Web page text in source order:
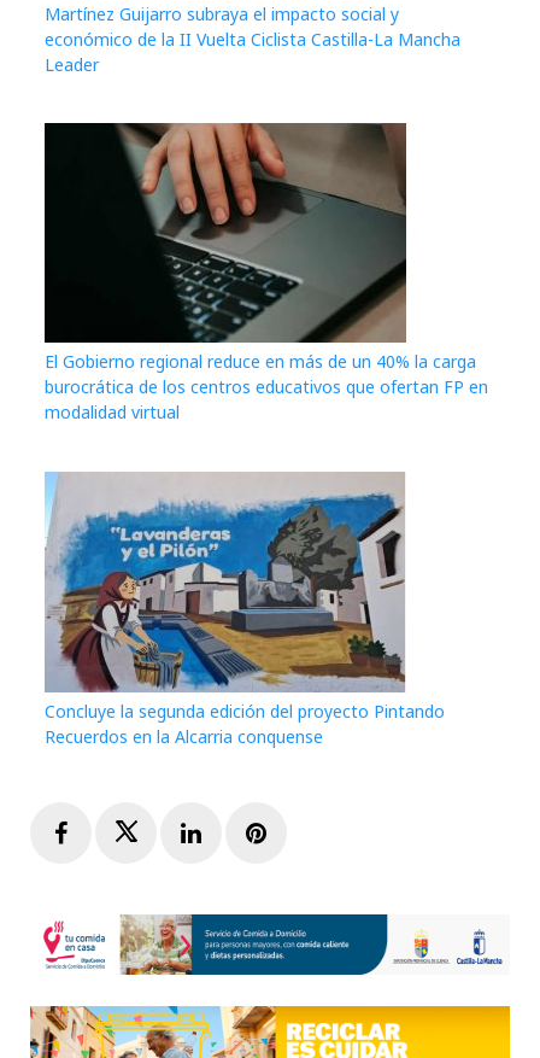
Martínez Guijarro subraya el impacto social y
económico de la II Vuelta Ciclista Castilla-La Mancha
Leader
El Gobierno regional reduce en más de un 40% la carga
burocrática de los centros educativos que ofertan FP en
modalidad virtual
Concluye la segunda edición del proyecto Pintando
Recuerdos en la Alcarria conquense
FacebookTwitterLinkedInPinterest